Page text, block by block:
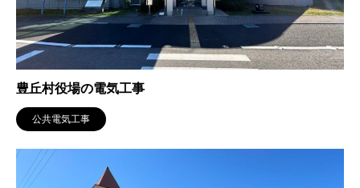
豊丘村役場の電気工事
公共電気工事